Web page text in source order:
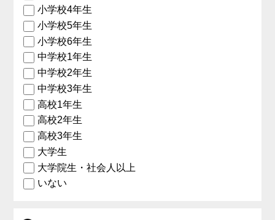
小学校4年生
小学校5年生
小学校6年生
中学校1年生
中学校2年生
中学校3年生
高校1年生
高校2年生
高校3年生
大学生
大学院生・社会人以上
いない